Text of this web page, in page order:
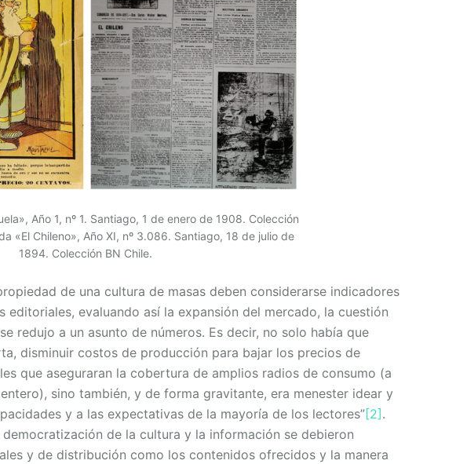
Año 1, nº 1. Santiago, 1 de enero de 1908. Colección
«El Chileno», Año XI, nº 3.086. Santiago, 18 de julio de
1894. Colección BN Chile.
de una cultura de masas deben considerarse indicadores
editoriales, evaluando así la expansión del mercado, la cuestión
redujo a un asunto de números. Es decir, no solo había que
disminuir costos de producción para bajar los precios de
que aseguraran la cobertura de amplios radios de consumo (a
sino también, y de forma gravitante, era menester idear y
y a las expectativas de la mayoría de los lectores”[2] .
de la cultura y la información se debieron
y de distribución como los contenidos ofrecidos y la manera